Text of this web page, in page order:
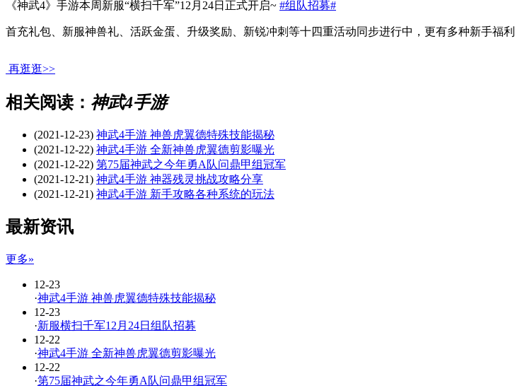
《神武4》手游本周新服“横扫千军”12月24日正式开启~ #组队招募#
首充礼包、新服神兽礼、活跃金蛋、升级奖励、新锐冲刺等十四重活动同步进行中，更有多种新手福
再逛逛>>
相关阅读： 神武4手游
(2021-12-23) 神武4手游 神兽虎翼德特殊技能揭秘
(2021-12-22) 神武4手游 全新神兽虎翼德剪影曝光
(2021-12-22) 第75届神武之今年勇A队问鼎甲组冠军
(2021-12-21) 神武4手游 神器残灵挑战攻略分享
(2021-12-21) 神武4手游 新手攻略各种系统的玩法
最新资讯
更多»
12-23
·神武4手游 神兽虎翼德特殊技能揭秘
12-23
·新服横扫千军12月24日组队招募
12-22
·神武4手游 全新神兽虎翼德剪影曝光
12-22
·第75届神武之今年勇A队问鼎甲组冠军